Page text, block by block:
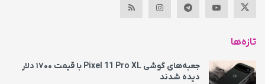
تازه‌ها
جعبه‌های گوشی Pixel 11 Pro XL با قیمت ۱۷۰۰ دلار
دیده شدند